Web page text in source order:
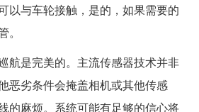
以与车轮接触，是的，如果需要的
航是完美的。主流传感器技术并非
恶劣条件会掩盖相机或其他传感
的麻烦。系统可能有足够的信心将